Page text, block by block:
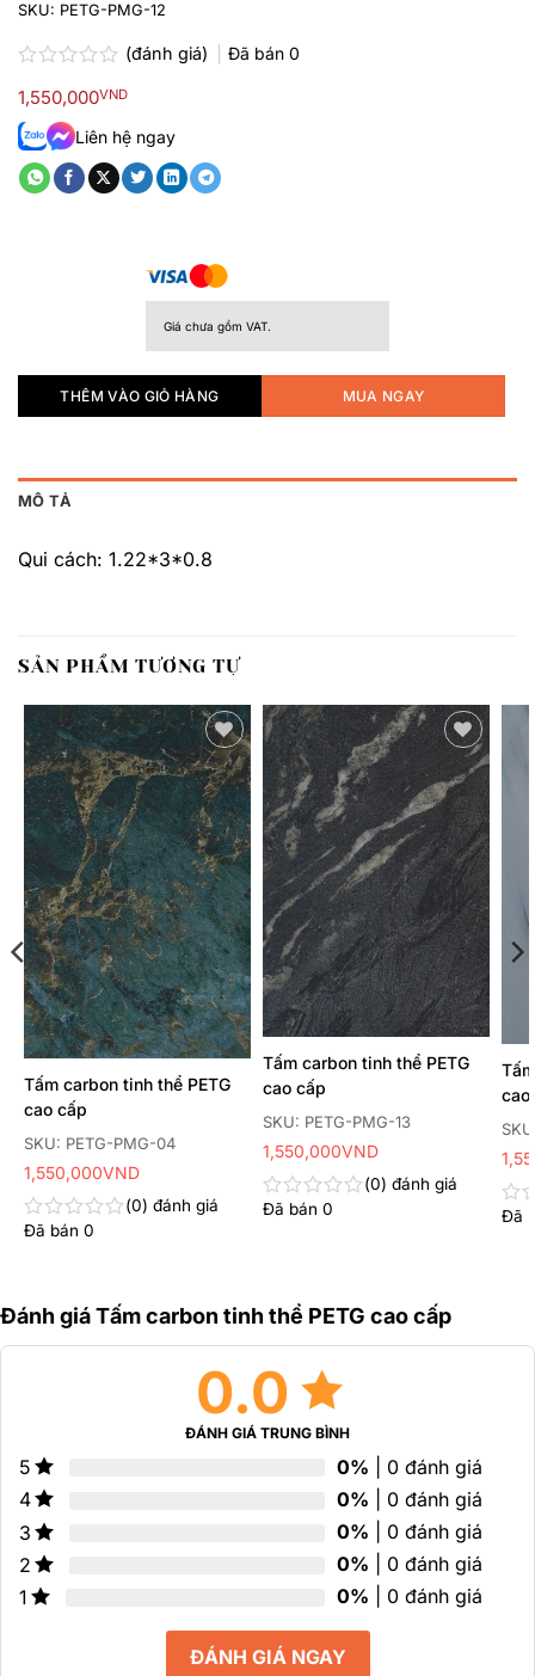
xếp
hạng
0.0
5
sao
(đánh giá) Đã bán 0
1,550,000VND
Liên hệ ngay
Giá chưa gồm VAT.
THÊM VÀO GIỎ HÀNG MUA NGAY
SKU: PETG-PMG-12
MÔ TẢ
Qui cách: 1.22*3*0.8
SẢN PHẨM TƯƠNG TỰ
Thêm
yêu
thích
SKU: PETG-PMG-04
Tấm carbon tinh thể PETG
cao cấp
Được
5
sao
0
đánh giá
Đã bán 0
1,550,000VND
Thêm
yêu
thích
SKU: PETG-PMG-13
Tấm carbon tinh thể PETG
cao cấp
Được
sao
0
đánh giá
Đã bán 0
1,550,000VND
cao
Đã
Đánh giá Tấm carbon tinh thể PETG cao cấp
0.0
ĐÁNH GIÁ TRUNG BÌNH
5 0% | 0 đánh giá
4
0% | 0 đánh giá
3
0% | 0 đánh giá
2
0% | 0 đánh giá
1
0% | 0 đánh giá
ĐÁNH GIÁ NGAY